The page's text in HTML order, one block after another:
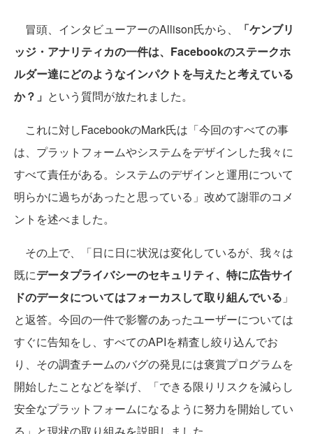
冒頭、インタビューアーのAllison氏から、
「ケンブリ
ッジ・アナリティカの一件は、Facebookのステークホ
ルダー達にどのようなインパクトを与えたと考えている
か？」 という質問が放たれました。
これに対しFacebookのMark氏は「今回のすべての事
は、プラットフォームやシステムをデザインした我々に
すべて責任がある。システムのデザインと運用について
明らかに過ちがあったと思っている」改めて謝罪のコメ
ントを述べました。
その上で、「日に日に状況は変化しているが、我々は
既にデータプライバシーのセキュリティ、特に広告サイ
ドのデータについてはフォーカスして取り組んでいる 」
と返答。今回の一件で影響のあったユーザーについては
すぐに告知をし、すべてのAPIを精査し絞り込んでお
り、その調査チームのバグの発見には褒賞プログラムを
開始したことなどを挙げ、「できる限りリスクを減らし
安全なプラットフォームになるように努力を開始してい
る」と現状の取り組みを説明しました。